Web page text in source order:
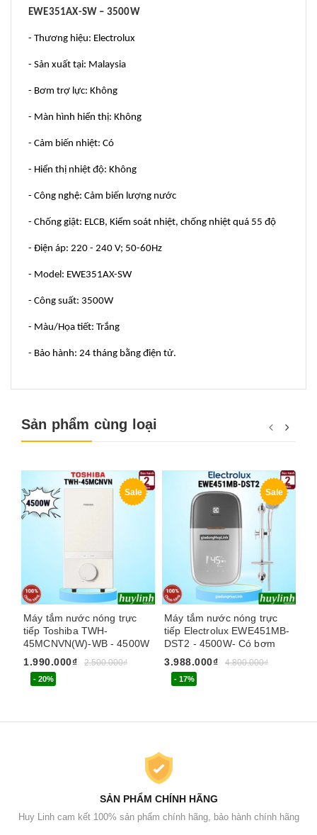
EWE351AX-SW – 3500W
- Thương hiệu: Electrolux
- Sản xuất tại: Malaysia
- Bơm trợ lực: Không
- Màn hình hiển thị: Không
- Cảm biến nhiệt: Có
- Hiển thị nhiệt độ: Không
- Công nghệ: Cảm biến lượng nước
- Chống giật: ELCB, Kiểm soát nhiệt, chống nhiệt quá 55 độ
- Điện áp: 220 - 240 V; 50-60Hz
- Model: EWE351AX-SW
- Công suất: 3500W
- Màu/Họa tiết: Trắng
- Bảo hành: 24 tháng bằng điện tử.
Sản phẩm cùng loại
Sale
Máy tắm nước nóng trực
tiếp Toshiba TWH-
45MCNVN(W)-WB - 4500W
1.990.000₫
2.500.000₫
- 20%
Sale
Máy tắm nước nóng trực
tiếp Electrolux EWE451MB-
DST2 - 4500W- Có bơm
3.988.000₫
4.800.000₫
- 17%
SẢN PHẨM CHÍNH HÃNG
Huy Linh cam kết 100% sản phẩm chính hãng, bảo hành chính hãng